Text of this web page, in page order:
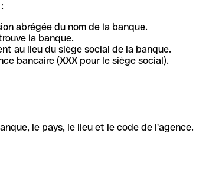
abrégée du nom de la banque.
la banque.
au lieu du siège social de la banque.
bancaire (XXX pour le siège social).
le pays, le lieu et le code de l'agence.